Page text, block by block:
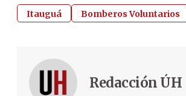
Itauguá Bomberos Voluntarios
Redacción ÚH